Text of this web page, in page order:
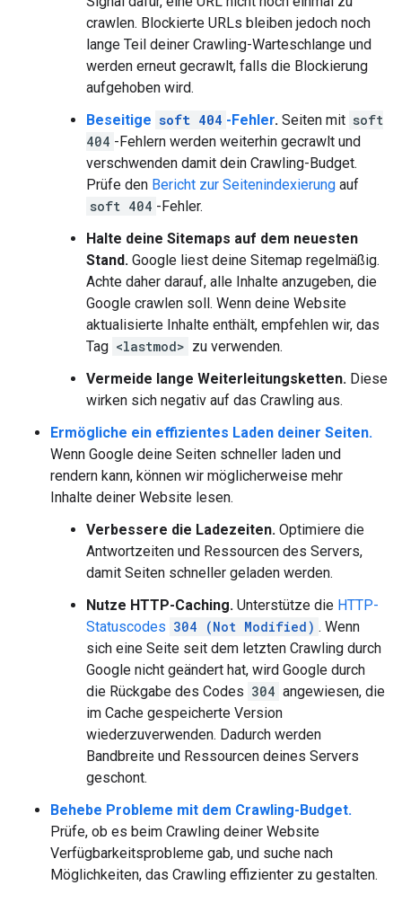
crawlen. Blockierte URLs bleiben jedoch noch
lange Teil deiner Crawling-Warteschlange und
werden erneut gecrawlt, falls die Blockierung
aufgehoben wird.
Beseitige soft 404 -Fehler. Seiten mit soft
404 -Fehlern werden weiterhin gecrawlt und
verschwenden damit dein Crawling-Budget.
Prüfe den Bericht zur Seitenindexierung auf
soft 404 -Fehler.
Halte deine Sitemaps auf dem neuesten
Stand. Google liest deine Sitemap regelmäßig.
Achte daher darauf, alle Inhalte anzugeben, die
Google crawlen soll. Wenn deine Website
aktualisierte Inhalte enthält, empfehlen wir, das
Tag <lastmod> zu verwenden.
Vermeide lange Weiterleitungsketten. Diese
wirken sich negativ auf das Crawling aus.
Ermögliche ein effizientes Laden deiner Seiten.
Wenn Google deine Seiten schneller laden und
rendern kann, können wir möglicherweise mehr
Inhalte deiner Website lesen.
Verbessere die Ladezeiten. Optimiere die
Antwortzeiten und Ressourcen des Servers,
damit Seiten schneller geladen werden.
Nutze HTTP-Caching. Unterstütze die HTTP-
Statuscodes 304 (Not Modified) . Wenn
sich eine Seite seit dem letzten Crawling durch
Google nicht geändert hat, wird Google durch
die Rückgabe des Codes 304 angewiesen, die
im Cache gespeicherte Version
wiederzuverwenden. Dadurch werden
Bandbreite und Ressourcen deines Servers
geschont.
Behebe Probleme mit dem Crawling-Budget.
Prüfe, ob es beim Crawling deiner Website
Verfügbarkeitsprobleme gab, und suche nach
Möglichkeiten, das Crawling effizienter zu gestalten.